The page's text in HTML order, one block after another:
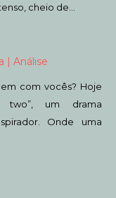
cheio de…
| Análise
com vocês? Hoje
two”, um drama
Onde uma